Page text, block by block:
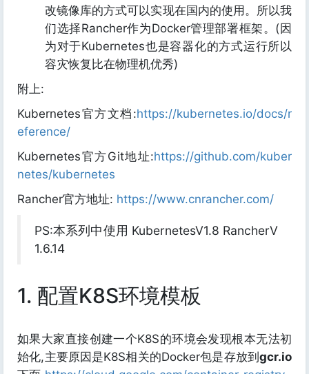
改镜像库的方式可以实现在国内的使用。所以我
们选择Rancher作为Docker管理部署框架。(因
为对于Kubernetes也是容器化的方式运行所以
容灾恢复比在物理机优秀)
附上:
Kubernetes官方文档:https://kubernetes.io/docs/r
eference/
Kubernetes官方Git地址:https://github.com/kuber
netes/kubernetes
Rancher官方地址: https://www.cnrancher.com/
PS:本系列中使用 KubernetesV1.8 RancherV
1.6.14
1. 配置K8S环境模板
如果大家直接创建一个K8S的环境会发现根本无法初
始化,主要原因是K8S相关的Docker包是存放到 gcr.io